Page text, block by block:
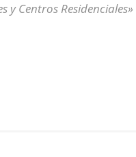
Centros Residenciales»